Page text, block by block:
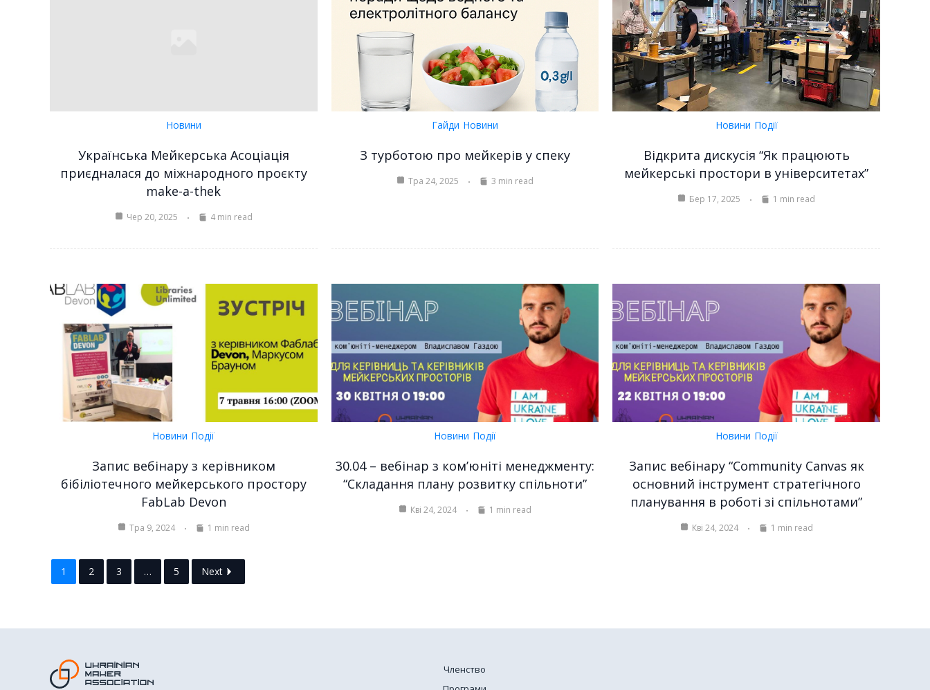
Новини
Українська Мейкерська Асоціація
приєдналася до міжнародного проєкту
make-a-thek
Чер 20, 2025 4 min read
Гайди Новини
З турботою про мейкерів у спеку
Тра 24, 2025 3 min read
Новини Події
Відкрита дискусія “Як працюють
мейкерські простори в університетах”
Бер 17, 2025 1 min read
Новини Події
Запис вебінару з керівником
бібіліотечного мейкерського простору
FabLab Devon
Тра 9, 2024 1 min read
Новини Події
30.04 – вебінар з ком’юніті менеджменту:
“Складання плану розвитку спільноти”
Кві 24, 2024 1 min read
Новини Події
Запис вебінару “Community Canvas як
основний інструмент стратегічного
планування в роботі зі спільнотами”
Кві 24, 2024 1 min read
1 2 3 … 5 Next
Членство